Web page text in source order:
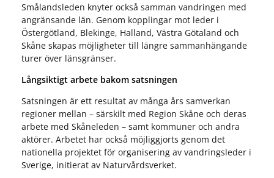
Smålandsleden knyter också samman vandringen med
angränsande län. Genom kopplingar mot leder i
Östergötland, Blekinge, Halland, Västra Götaland och
Skåne skapas möjligheter till längre sammanhängande
turer över länsgränser.
Långsiktigt arbete bakom satsningen
Satsningen är ett resultat av många års samverkan
regioner mellan – särskilt med Region Skåne och deras
arbete med Skåneleden – samt kommuner och andra
aktörer. Arbetet har också möjliggjorts genom det
nationella projektet för organisering av vandringsleder i
Sverige, initierat av Naturvårdsverket.